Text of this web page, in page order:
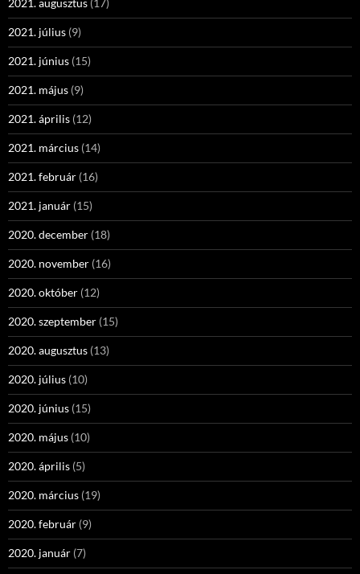
2021. augusztus (17)
2021. július (9)
2021. június (15)
2021. május (9)
2021. április (12)
2021. március (14)
2021. február (16)
2021. január (15)
2020. december (18)
2020. november (16)
2020. október (12)
2020. szeptember (15)
2020. augusztus (13)
2020. július (10)
2020. június (15)
2020. május (10)
2020. április (5)
2020. március (19)
2020. február (9)
2020. január (7)